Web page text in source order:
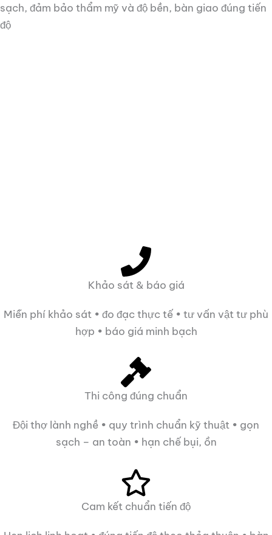
sạch, đảm bảo thẩm mỹ và độ bền, bàn giao đúng tiến
độ
Khảo sát & báo giá
Miễn phí khảo sát • đo đạc thực tế • tư vấn vật tư phù
hợp • báo giá minh bạch
Thi công đúng chuẩn
Đội thợ lành nghề • quy trình chuẩn kỹ thuật • gọn
sạch – an toàn • hạn chế bụi, ồn
Cam kết chuẩn tiến độ